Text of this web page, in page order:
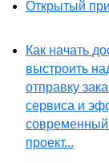
Открытый
Как начать
выстроить
отправку
сервиса и
современный
проект...